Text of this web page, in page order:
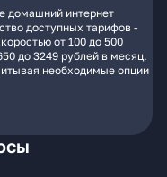
домашний интернет
доступных тарифов -
от 100 до 500
до 3249 рублей в месяц.
необходимые опции